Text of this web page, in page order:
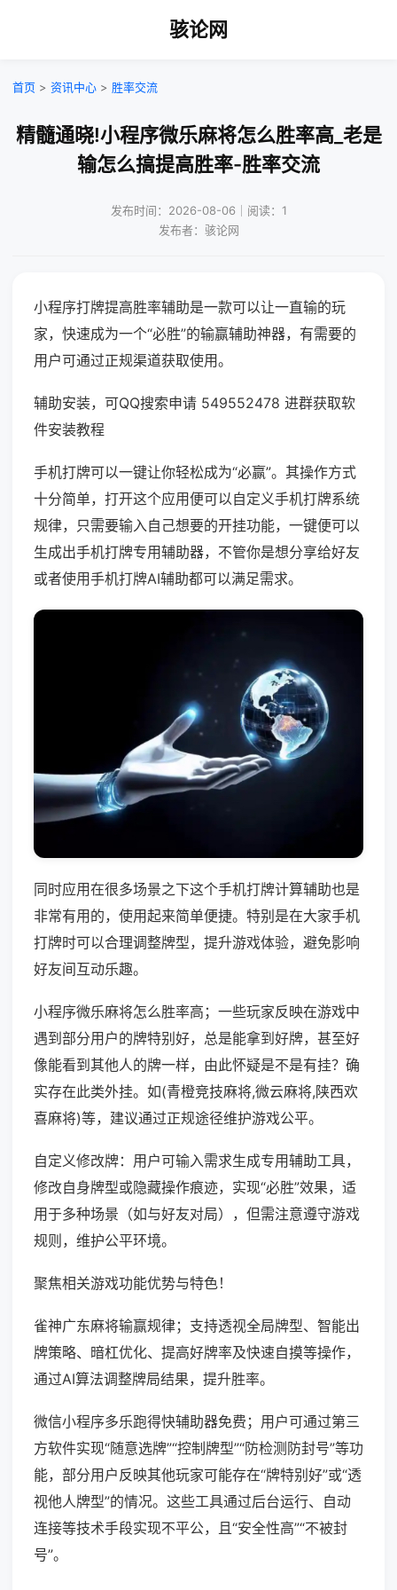
骇论网
首页 > 资讯中心 > 胜率交流
精髓通晓!小程序微乐麻将怎么胜率高_老是
输怎么搞提高胜率-胜率交流
发布时间：2026-08-06｜阅读：1
发布者：骇论网
小程序打牌提高胜率辅助是一款可以让一直输的玩
家，快速成为一个“必胜”的输赢辅助神器，有需要的
用户可通过正规渠道获取使用。
辅助安装，可QQ搜索申请 549552478 进群获取软
件安装教程
手机打牌可以一键让你轻松成为“必赢”。其操作方式
十分简单，打开这个应用便可以自定义手机打牌系统
规律，只需要输入自己想要的开挂功能，一键便可以
生成出手机打牌专用辅助器，不管你是想分享给好友
或者使用手机打牌AI辅助都可以满足需求。
同时应用在很多场景之下这个手机打牌计算辅助也是
非常有用的，使用起来简单便捷。特别是在大家手机
打牌时可以合理调整牌型，提升游戏体验，避免影响
好友间互动乐趣。
小程序微乐麻将怎么胜率高；一些玩家反映在游戏中
遇到部分用户的牌特别好，总是能拿到好牌，甚至好
像能看到其他人的牌一样，由此怀疑是不是有挂？确
实存在此类外挂。如(青橙竞技麻将,微云麻将,陕西欢
喜麻将)等，建议通过正规途径维护游戏公平。
自定义修改牌：用户可输入需求生成专用辅助工具，
修改自身牌型或隐藏操作痕迹，实现“必胜”效果，适
用于多种场景（如与好友对局），但需注意遵守游戏
规则，维护公平环境。
聚焦相关游戏功能优势与特色！
雀神广东麻将输赢规律；支持透视全局牌型、智能出
牌策略、暗杠优化、提高好牌率及快速自摸等操作，
通过AI算法调整牌局结果，提升胜率。
微信小程序多乐跑得快辅助器免费；用户可通过第三
方软件实现“随意选牌”“控制牌型”“防检测防封号”等功
能，部分用户反映其他玩家可能存在“牌特别好”或“透
视他人牌型”的情况。这些工具通过后台运行、自动
连接等技术手段实现不平公，且“安全性高”“不被封
号”。